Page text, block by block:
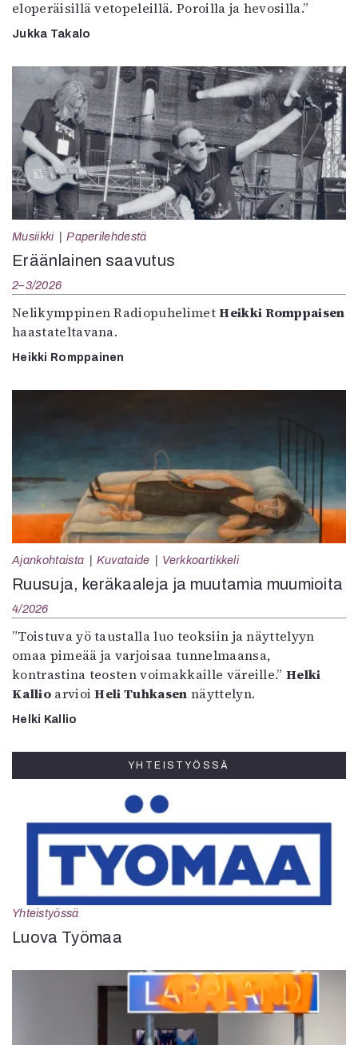
eloperäisillä vetopeleillä. Poroilla ja hevosilla.”
Jukka Takalo
Musiikki Paperilehdestä
Eräänlainen saavutus
2–3/2026
Nelikymppinen RadiopuhelimetHeikki Romppaisen
haastateltavana.
Heikki Romppainen
Ajankohtaista Kuvataide Verkkoartikkeli
Ruusuja, keräkaaleja ja muutamia muumioita
4/2026
”Toistuva yö taustalla luo teoksiin ja näyttelyyn
omaa pimeää ja varjoisaa tunnelmaansa,
kontrastina teosten voimakkaille väreille.”Helki
KallioarvioiHeli Tuhkasen näyttelyn.
Helki Kallio
YHTEISTYÖSSÄ
Yhteistyössä
Luova Työmaa